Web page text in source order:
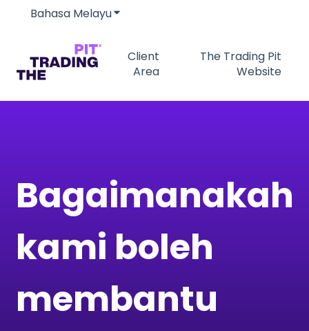
Bahasa MelayuTunjukkan submenu untuk
Client
Area
The Trading Pit
Website
Bagaimanakah
kami boleh
membantu